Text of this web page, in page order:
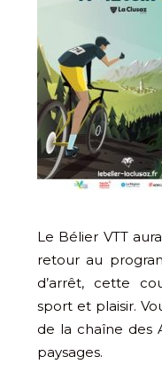
Le Bélier VTT
retour au
d’arrêt, cette
sport et plaisir.
de la chaîne des
paysages.